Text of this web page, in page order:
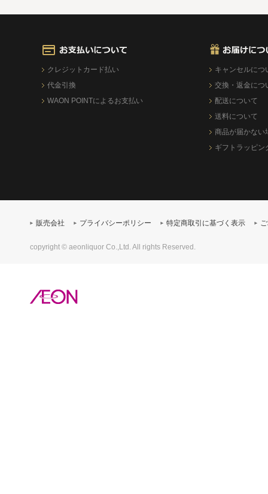
クレジットカード払い
代金引換
WAON POINTによるお支払い
キャンセルにつ
交換・返金につ
配送について
送料について
商品が届かない
ギフトラッピン
販売会社 プライバシーポリシー 特定商取引に基づく表示
copyright © aeonliquor Co.,Ltd. All rights Reserved.